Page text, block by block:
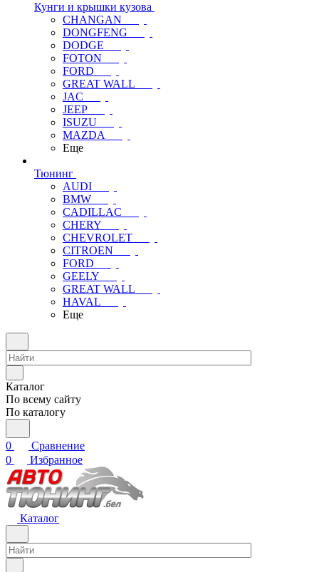
Кунги и крышки кузова
CHANGAN
DONGFENG
DODGE
FOTON
FORD
GREAT WALL
JAC
JEEP
ISUZU
MAZDA
Еще
Тюнинг
AUDI
BMW
CADILLAC
CHERY
CHEVROLET
CITROEN
FORD
GEELY
GREAT WALL
HAVAL
Еще
Каталог
По всему сайту
По каталогу
0
Сравнение
0
Избранное
Каталог